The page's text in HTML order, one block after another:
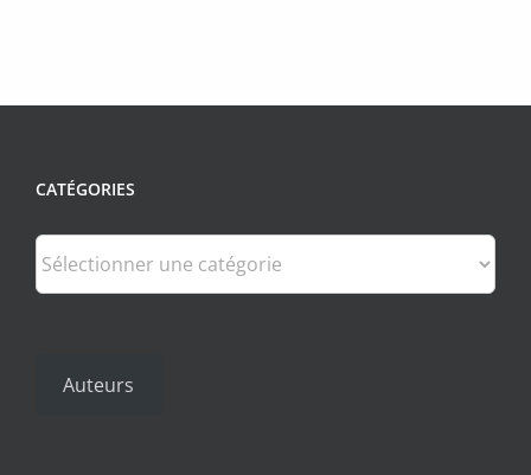
CATÉGORIES
Catégories
Auteurs